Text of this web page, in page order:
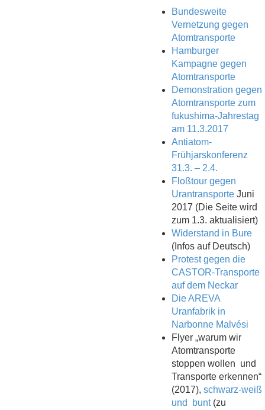
Bundesweite
Vernetzung gegen
Atomtransporte
Hamburger
Kampagne gegen
Atomtransporte
Demonstration gegen
Atomtransporte zum
fukushima-Jahrestag
am 11.3.2017
Antiatom-
Frühjarskonferenz
31.3. – 2.4.
Floßtour gegen
Urantransporte Juni
2017 (Die Seite wird
zum 1.3. aktualisiert)
Widerstand in Bure
(Infos auf Deutsch)
Protest gegen die
CASTOR-Transporte
auf dem Neckar
Die AREVA
Uranfabrik in
Narbonne Malvési
Flyer „warum wir
Atomtransporte
stoppen wollen und
Transporte erkennen“
(2017), schwarz-weiß
und bunt (zu